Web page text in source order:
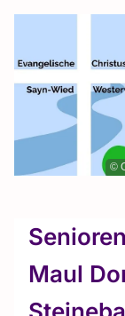
©
Maul